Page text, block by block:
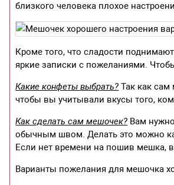
близкого человека плохое
Кроме того, что сладости
яркие записки с пожеланиями.
Какие конфеты выбрать? Так как
чтобы вы учитывали вкусы того,
Как сделать сам мешочек? Вам
обычным швом. Делать это можно
Если нет времени на пошив мешка,
Варианты пожелания для мешочка